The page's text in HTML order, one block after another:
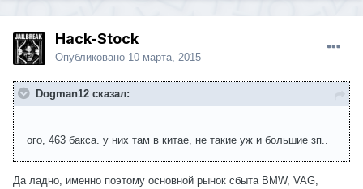
Hack-Stock
Опубликовано 10 марта, 2015
Dogman12 сказал:
ого, 463 бакса. у них там в китае, не такие уж и большие зп..
Да ладно, именно поэтому основной рынок сбыта BMW, VAG,